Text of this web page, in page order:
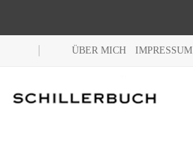
ÜBER MICH IMPRESSUM